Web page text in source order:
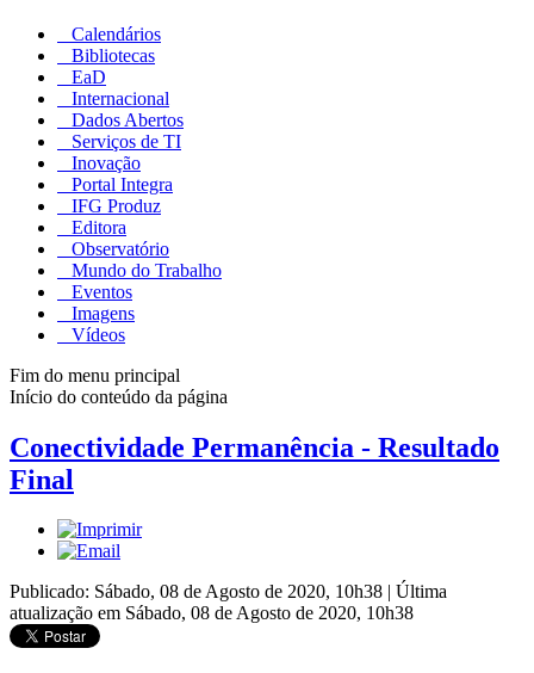
Calendários
Bibliotecas
EaD
Internacional
Dados Abertos
Serviços de TI
Inovação
Portal Integra
IFG Produz
Editora
Observatório
Mundo do Trabalho
Eventos
Imagens
Vídeos
Fim do menu principal
Início do conteúdo da página
Conectividade Permanência - Resultado
Final
Publicado: Sábado, 08 de Agosto de 2020, 10h38 | Última
atualização em Sábado, 08 de Agosto de 2020, 10h38